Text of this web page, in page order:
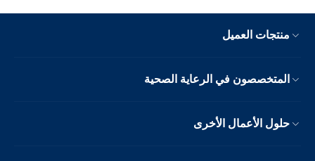
منتجات العميل
المتخصصون في الرعاية الصحية
حلول الأعمال الأخرى